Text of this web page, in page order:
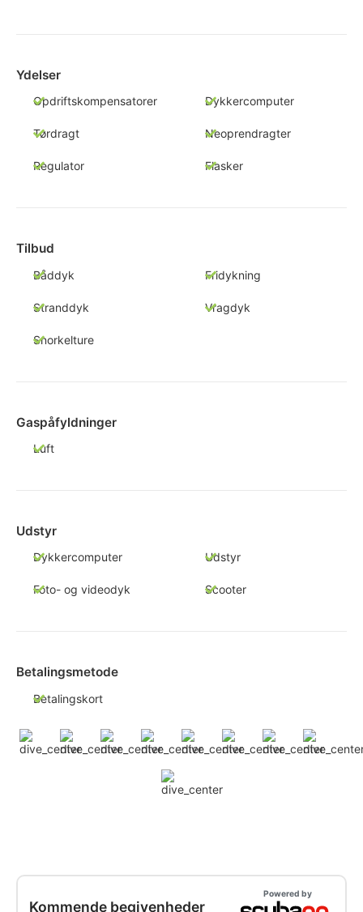
Ydelser
Opdriftskompensatorer Dykkercomputer
Tørdragt Neoprendragter
Regulator Flasker
Tilbud
Båddyk Fridykning
Stranddyk Vragdyk
Snorkelture
Gaspåfyldninger
Luft
Udstyr
Dykkercomputer Udstyr
Foto- og videodyk Scooter
Betalingsmetode
Betalingskort
Kommende begivenheder
Powered by